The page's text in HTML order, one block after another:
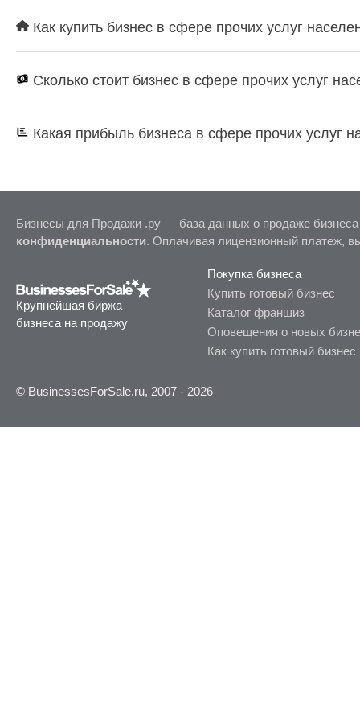
Как купить бизнес в сфере прочих услуг
Сколько стоит бизнес в сфере прочих услуг
Какая прибыль бизнеса в сфере прочих услуг
Бизнесы для Продажи .ру — база данных о продаже
конфиденциальности. Оплачивая лицензионный платеж,
Крупнейшая биржа
бизнеса на продажу
Покупка бизнеса
Купить готовый бизнес
Каталог франшиз
Оповещения о новых
Как купить готовый бизнес
© BusinessesForSale.ru, 2007 - 2026